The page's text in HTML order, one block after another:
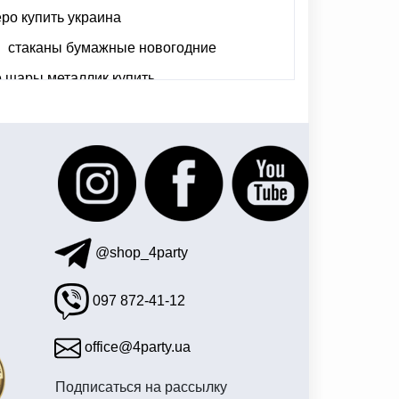
купить украина
стаканы бумажные новогодние
металлик купить
@shop_4party
097 872-41-12
office@4party.ua
Подписаться на рассылку